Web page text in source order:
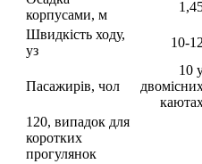
корпусами, м
Швидкість ходу,
уз
10-
Пасажирів, чол
10
120, випадок для
коротких
прогулянок